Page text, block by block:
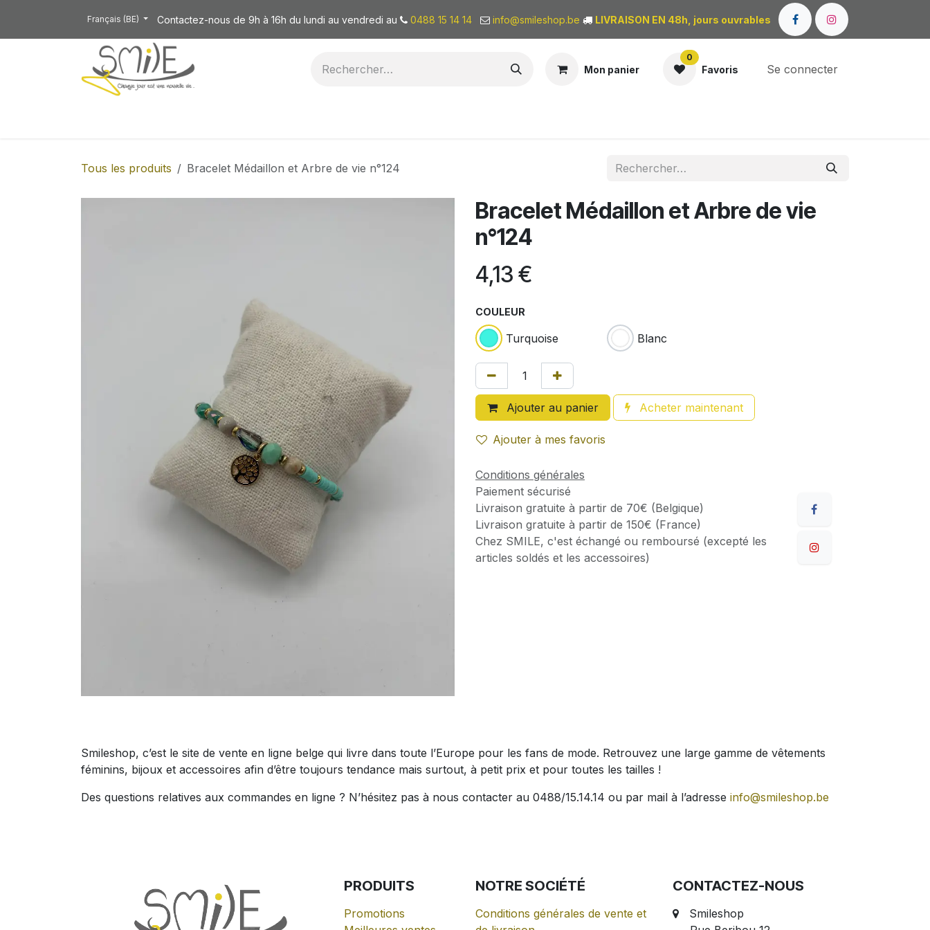
Français (BE) Contactez-nous de 9h à 16h du lundi au vendredi au 0488 15 14 14 info@smileshop.be LIVRAISON EN 48h, jours ouvrables
Mon panier
0
Favoris Se connecter
Tous les produits Bracelet Médaillon et Arbre de vie n°124
Bracelet Médaillon et Arbre de vie
n°124
4,13 €
COULEUR
Turquoise Blanc
Ajouter au panier Acheter maintenant
Ajouter à mes favoris
Conditions générales
Paiement sécurisé
Livraison gratuite à partir de 70€ (Belgique)
Livraison gratuite à partir de 150€ (France)
Chez SMILE, c'est échangé ou remboursé (excepté les
articles soldés et les accessoires)
Smileshop, c’est le site de vente en ligne belge qui livre dans toute l’Europe pour les fans de mode. Retrouvez une large gamme de vêtements
féminins, bijoux et accessoires afin d’être toujours tendance mais surtout, à petit prix et pour toutes les tailles !
Des questions relatives aux commandes en ligne ? N’hésitez pas à nous contacter au 0488/15.14.14 ou par mail à l’adresse info@smileshop.be
PRODUITS
Promotions
NOTRE SOCIÉTÉ
Conditions générales de vente et
CONTACTEZ-NOUS
Smileshop